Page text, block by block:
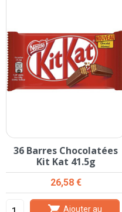
36 Barres Chocolatées
Kit Kat 41.5g
Prix
26,58 €